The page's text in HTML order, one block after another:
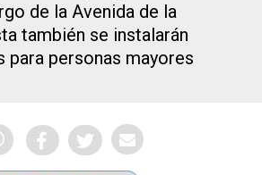
de la Avenida de la
también se instalarán
para personas mayores